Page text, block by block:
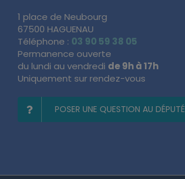
1 place de Neubourg
67500 HAGUENAU
Téléphone : 03 90 59 38 05
Permanence ouverte
du lundi au vendredi de 9h à 17h
Uniquement sur rendez-vous
POSER UNE QUESTION AU DÉPUTÉ